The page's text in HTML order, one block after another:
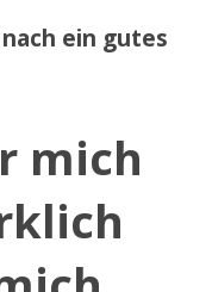
ein gutes
mich